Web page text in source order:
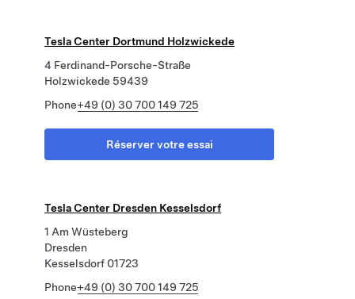
Tesla Center Dortmund Holzwickede
4 Ferdinand-Porsche-Straße
Holzwickede 59439
Phone+49 (0) 30 700 149 725
Réserver votre essai
Tesla Center Dresden Kesselsdorf
1 Am Wüsteberg
Dresden
Kesselsdorf 01723
Phone+49 (0) 30 700 149 725